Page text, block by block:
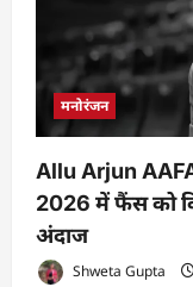
मनोरंजन
Allu Arjun
2026 में फैंस को
अंदाज
Shweta Gupta